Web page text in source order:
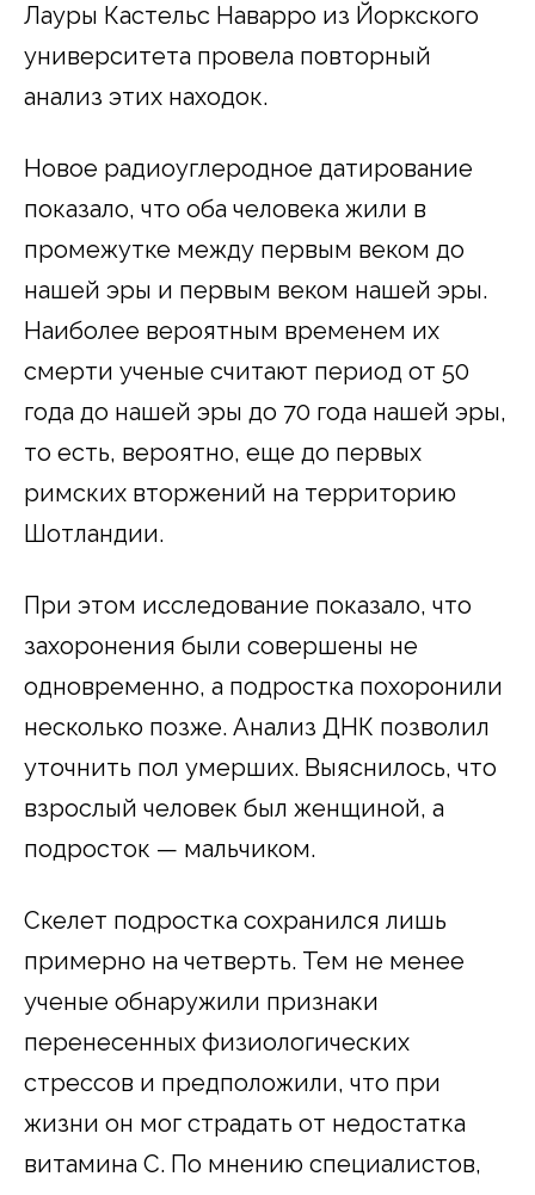
Лауры Кастельс Наварро из Йоркского
университета провела повторный
анализ этих находок.
Новое радиоуглеродное датирование
показало, что оба человека жили в
промежутке между первым веком до
нашей эры и первым веком нашей эры.
Наиболее вероятным временем их
смерти ученые считают период от 50
года до нашей эры до 70 года нашей эры,
то есть, вероятно, еще до первых
римских вторжений на территорию
Шотландии.
При этом исследование показало, что
захоронения были совершены не
одновременно, а подростка похоронили
несколько позже. Анализ ДНК позволил
уточнить пол умерших. Выяснилось, что
взрослый человек был женщиной, а
подросток — мальчиком.
Скелет подростка сохранился лишь
примерно на четверть. Тем не менее
ученые обнаружили признаки
перенесенных физиологических
стрессов и предположили, что при
жизни он мог страдать от недостатка
витамина C. По мнению специалистов,